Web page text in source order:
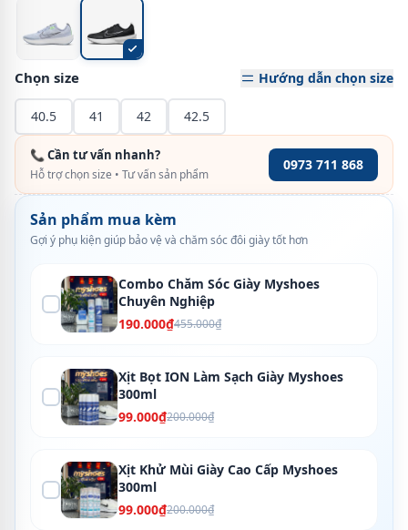
Chọn size Hướng dẫn chọn size
40.5 41 42 42.5
📞 Cần tư vấn nhanh?
Hỗ trợ chọn size • Tư vấn sản phẩm
0973 711 868
Sản phẩm mua kèm
Gợi ý phụ kiện giúp bảo vệ và chăm sóc đôi giày tốt hơn
Combo Chăm Sóc Giày Myshoes
Chuyên Nghiệp
190.000₫455.000₫
Xịt Bọt ION Làm Sạch Giày Myshoes
300ml
99.000₫200.000₫
Xịt Khử Mùi Giày Cao Cấp Myshoes
300ml
99.000₫200.000₫